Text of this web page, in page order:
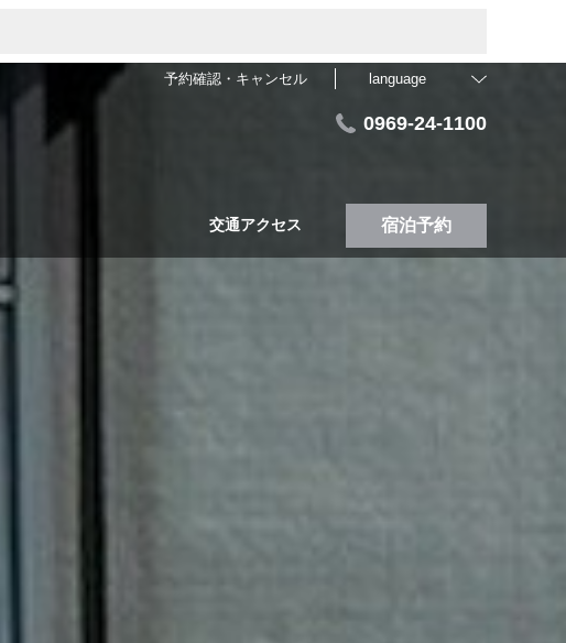
予約確認・キャンセル language
0969-24-1100
交通アクセス 宿泊予約